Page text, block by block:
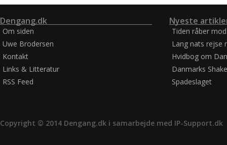
Dengang.dk
Om siden
Uwe Brodersen
Kontakt
Links & Litteratur
RSS Feed
Nyeste
Tiden råber
Lang nats rejse
Hvidbog om
Danmarks
Spadeslaget
Copyright © 2014 Dengang.dk i samarbejde med IP-Support.dk